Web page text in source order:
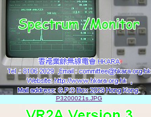
P3200021s.JPG